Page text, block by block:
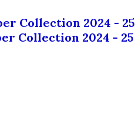
Collection 2024 - 25
Collection 2024 - 25